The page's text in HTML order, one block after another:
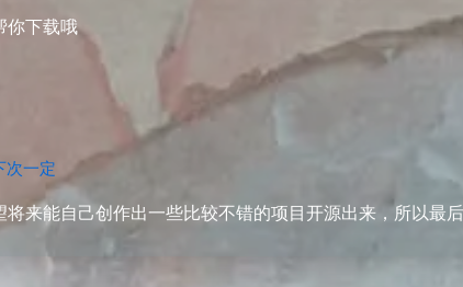
你下载哦
次一定
来能自己创作出一些比较不错的项目开源出来，所以最